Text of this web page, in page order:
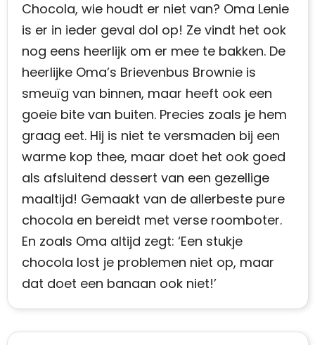
Chocola, wie houdt er niet van? Oma Lenie
is er in ieder geval dol op! Ze vindt het ook
nog eens heerlijk om er mee te bakken. De
heerlijke Oma’s Brievenbus Brownie is
smeuïg van binnen, maar heeft ook een
goeie bite van buiten. Precies zoals je hem
graag eet. Hij is niet te versmaden bij een
warme kop thee, maar doet het ook goed
als afsluitend dessert van een gezellige
maaltijd! Gemaakt van de allerbeste pure
chocola en bereidt met verse roomboter.
En zoals Oma altijd zegt: ‘Een stukje
chocola lost je problemen niet op, maar
dat doet een banaan ook niet!’